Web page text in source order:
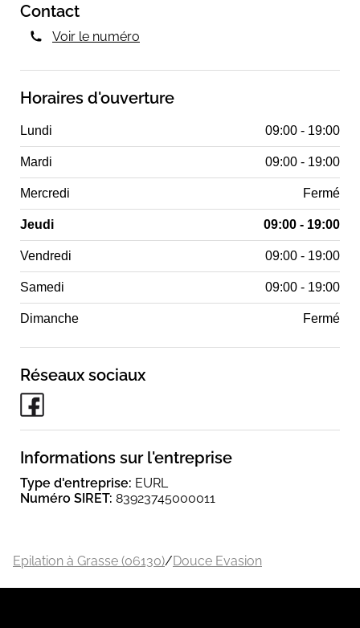
Contact
Voir le numéro
Horaires d'ouverture
Lundi 09:00 - 19:00
Mardi 09:00 - 19:00
Mercredi Fermé
Jeudi 09:00 - 19:00
Vendredi 09:00 - 19:00
Samedi 09:00 - 19:00
Dimanche Fermé
Réseaux sociaux
Informations sur l'entreprise
Type d'entreprise: EURL
Numéro SIRET: 83923745000011
Epilation à Grasse (06130)/Douce Evasion